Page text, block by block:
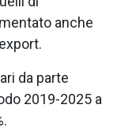
anche
da parte
2019-2025 a